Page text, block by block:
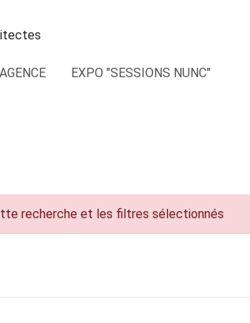
AGENCE EXPO "SESSIONS NUNC"
recherche et les filtres sélectionnés